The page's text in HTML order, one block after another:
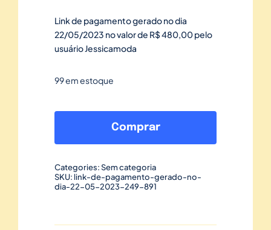
Link de pagamento gerado no dia
22/05/2023 no valor de R$ 480,00 pelo
usuário Jessicamoda
99 em estoque
de
no
dia
Comprar
Categories:Sem categoria
SKU: link-de-pagamento-gerado-no-
dia-22-05-2023-249-891